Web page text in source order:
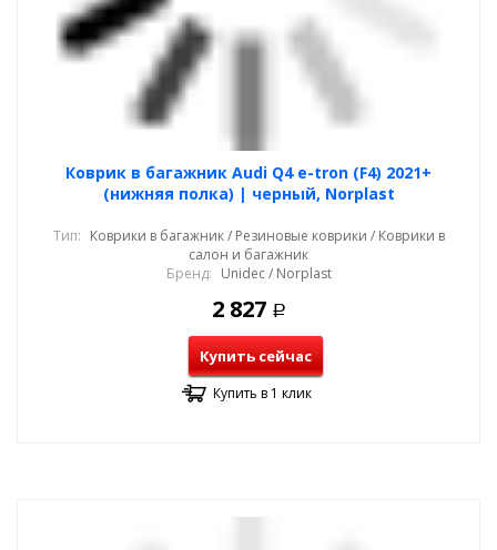
Коврик в багажник Audi Q4 e-tron (F4) 2021+
(нижняя полка) | черный, Norplast
Тип: Коврики в багажник / Резиновые коврики / Коврики в
салон и багажник
Бренд: Unidec / Norplast
2 827 Р
Купить сейчас
Купить в 1 клик